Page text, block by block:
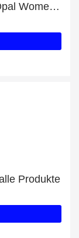
Bis zu 33% Rabatt auf Stockholm Opal Women Raincoat und mehr
Produkte